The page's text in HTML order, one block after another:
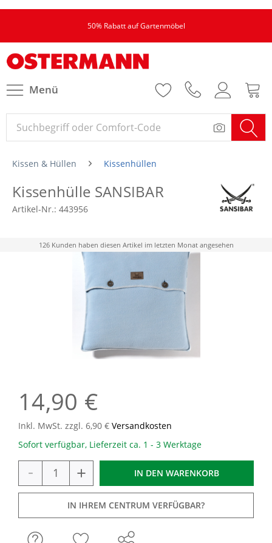
50% Rabatt auf Gartenmöbel
Menü
Kissen & Hüllen Kissenhüllen
Kissenhülle SANSIBAR
Artikel-Nr.: 443956
126 Kunden haben diesen Artikel im letzten Monat angesehen
14,90 €
Inkl. MwSt. zzgl. 6,90 € Versandkosten
Sofort verfügbar, Lieferzeit ca. 1 - 3 Werktage
- + IN DEN WARENKORB
IN IHREM CENTRUM VERFÜGBAR?